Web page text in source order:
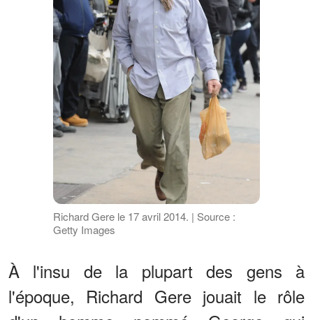
Richard Gere le 17 avril 2014. | Source :
Getty Images
À l'insu de la plupart des gens à
l'époque, Richard Gere jouait le rôle